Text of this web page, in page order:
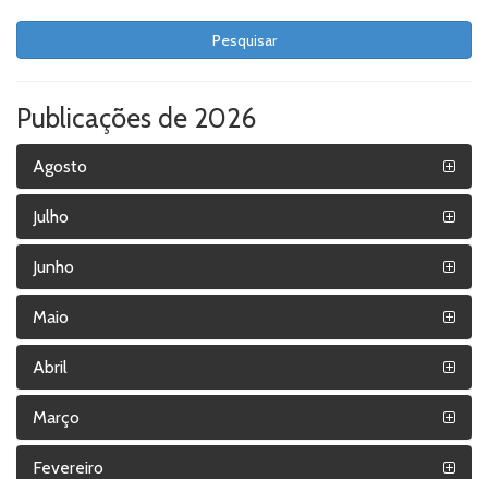
Pesquisar
Publicações de 2026
Agosto
Julho
Junho
Maio
Abril
Março
Fevereiro